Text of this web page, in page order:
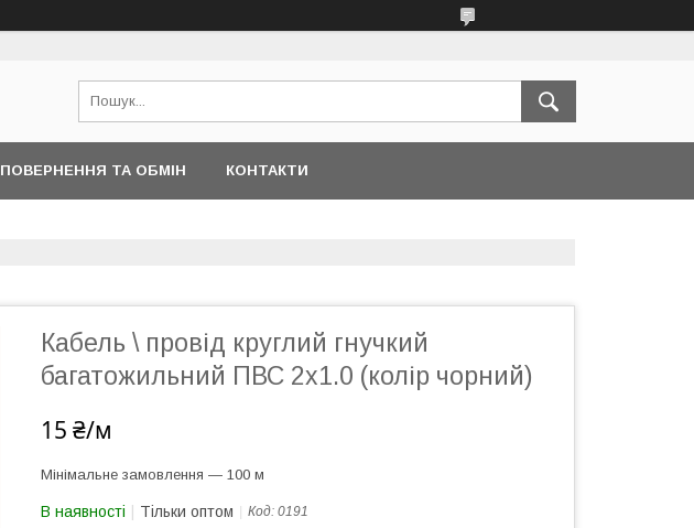
ПОВЕРНЕННЯ ТА ОБМІН КОНТАКТИ
Кабель \ провід круглий гнучкий
багатожильний ПВС 2х1.0 (колір чорний)
15 ₴/м
Мінімальне замовлення — 100 м
В наявності Тільки оптом Код: 0191